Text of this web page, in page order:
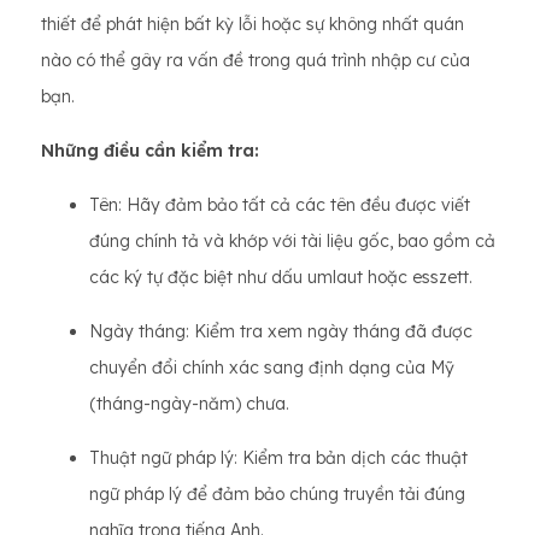
thiết để phát hiện bất kỳ lỗi hoặc sự không nhất quán
nào có thể gây ra vấn đề trong quá trình nhập cư của
bạn.
Những điều cần kiểm tra:
Tên: Hãy đảm bảo tất cả các tên đều được viết
đúng chính tả và khớp với tài liệu gốc, bao gồm cả
các ký tự đặc biệt như dấu umlaut hoặc esszett.
Ngày tháng: Kiểm tra xem ngày tháng đã được
chuyển đổi chính xác sang định dạng của Mỹ
(tháng-ngày-năm) chưa.
Thuật ngữ pháp lý: Kiểm tra bản dịch các thuật
ngữ pháp lý để đảm bảo chúng truyền tải đúng
nghĩa trong tiếng Anh.